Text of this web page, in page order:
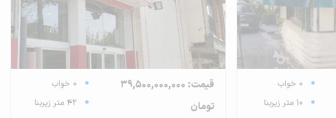
0 خواب
10 متر زیربنا
قیمت: 39,500,000,000
تومان
0 خواب
42 متر زیربنا